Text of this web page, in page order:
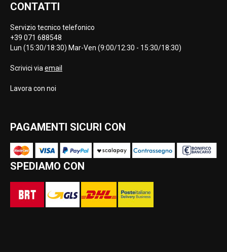
CONTATTI
Servizio tecnico telefonico
+39 071 688548
Lun (15:30/18:30) Mar-Ven (9:00/12:30 - 15:30/18:30)
Scrivici via email
Lavora con noi
PAGAMENTI SICURI CON
SPEDIAMO CON